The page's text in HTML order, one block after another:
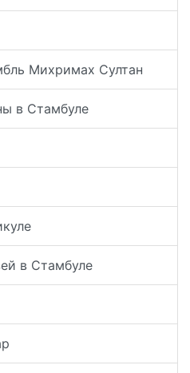
Михримах Султан
в Стамбуле
в Стамбуле